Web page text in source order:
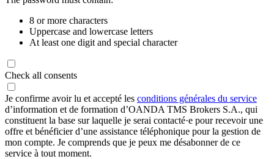
8 or more characters
Uppercase and lowercase letters
At least one digit and special character
Check all consents
Je confirme avoir lu et accepté les conditions générales du service
d’information et de formation d’OANDA TMS Brokers S.A., qui
constituent la base sur laquelle je serai contacté·e pour recevoir une
offre et bénéficier d’une assistance téléphonique pour la gestion de
mon compte. Je comprends que je peux me désabonner de ce
service à tout moment.